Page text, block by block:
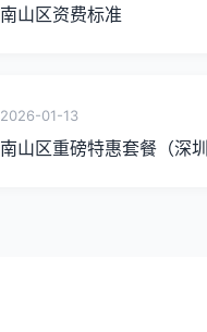
南山区资费标准
2026-01-13
南山区重磅特惠套餐（深